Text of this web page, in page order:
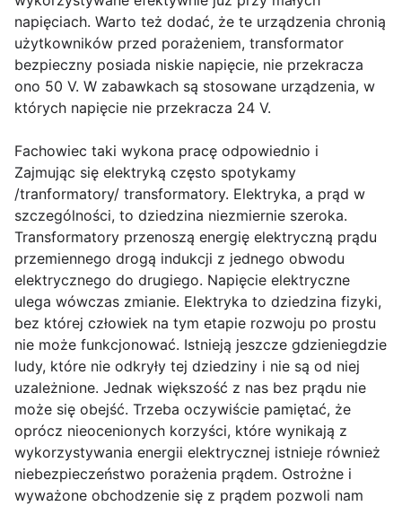
napięciach. Warto też dodać, że te urządzenia chronią
użytkowników przed porażeniem, transformator
bezpieczny posiada niskie napięcie, nie przekracza
ono 50 V. W zabawkach są stosowane urządzenia, w
których napięcie nie przekracza 24 V.
Fachowiec taki wykona pracę odpowiednio i
Zajmując się elektryką często spotykamy
/tranformatory/ transformatory. Elektryka, a prąd w
szczególności, to dziedzina niezmiernie szeroka.
Transformatory przenoszą energię elektryczną prądu
przemiennego drogą indukcji z jednego obwodu
elektrycznego do drugiego. Napięcie elektryczne
ulega wówczas zmianie. Elektryka to dziedzina fizyki,
bez której człowiek na tym etapie rozwoju po prostu
nie może funkcjonować. Istnieją jeszcze gdzieniegdzie
ludy, które nie odkryły tej dziedziny i nie są od niej
uzależnione. Jednak większość z nas bez prądu nie
może się obejść. Trzeba oczywiście pamiętać, że
oprócz nieocenionych korzyści, które wynikają z
wykorzystywania energii elektrycznej istnieje również
niebezpieczeństwo porażenia prądem. Ostrożne i
wyważone obchodzenie się z prądem pozwoli nam